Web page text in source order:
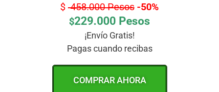
$ 458.000 Pesos -50%
$229.000 Pesos
¡Envío Gratis!
Pagas cuando recibas
COMPRAR AHORA